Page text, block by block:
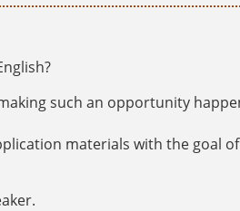
such an opportunity
materials with the goal of